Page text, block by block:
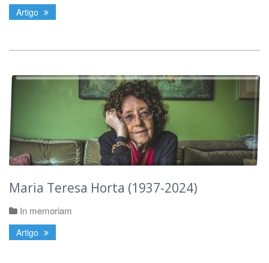
Artigo
Maria Teresa Horta (1937-2024)
In memoriam
Artigo